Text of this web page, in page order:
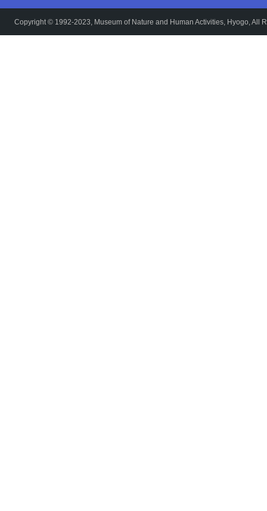
Copyright © 1992-2023, Museum of Nature and Human Activities, Hyogo, All